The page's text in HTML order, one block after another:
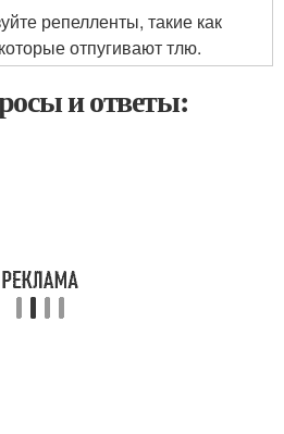
репелленты, такие как
отпугивают тлю.
и ответы: